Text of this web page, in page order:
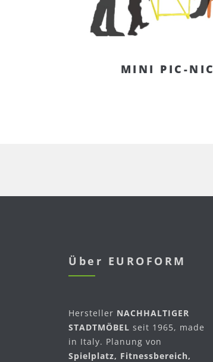
MINI PIC-NIC
Über EUROFORM
Hersteller NACHHALTIGER
STADTMÖBEL seit 1965, made
in Italy. Planung von
Spielplatz, Fitnessbereich,